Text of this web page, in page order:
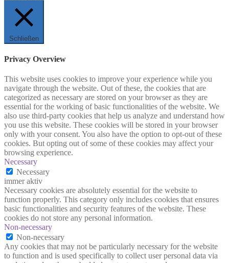
Schließen
Privacy Overview
This website uses cookies to improve your experience while you
navigate through the website. Out of these, the cookies that are
categorized as necessary are stored on your browser as they are
essential for the working of basic functionalities of the website. We
also use third-party cookies that help us analyze and understand how
you use this website. These cookies will be stored in your browser
only with your consent. You also have the option to opt-out of these
cookies. But opting out of some of these cookies may affect your
browsing experience.
Necessary
Necessary
immer aktiv
Necessary cookies are absolutely essential for the website to
function properly. This category only includes cookies that ensures
basic functionalities and security features of the website. These
cookies do not store any personal information.
Non-necessary
Non-necessary
Any cookies that may not be particularly necessary for the website
to function and is used specifically to collect user personal data via